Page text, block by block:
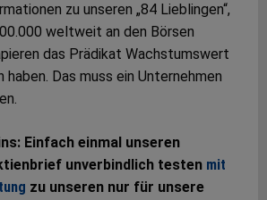
zu unseren „84 Lieblingen“,
weltweit an den Börsen
das Prädikat Wachstumswert
haben. Das muss ein Unternehmen
Einfach einmal unseren
unverbindlich testen mit
zu unseren nur für unsere